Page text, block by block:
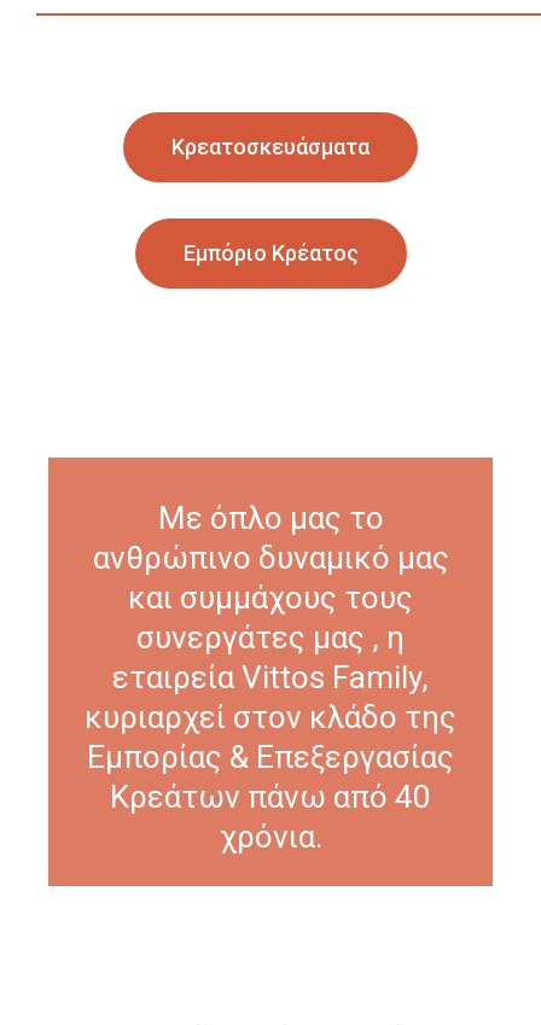
Κρεατοσκευάσματα
Εμπόριο Κρέατος
Με όπλο μας το
ανθρώπινο δυναμικό μας
και συμμάχους τους
συνεργάτες μας , η
εταιρεία Vittos Family,
κυριαρχεί στον κλάδο της
Εμπορίας & Επεξεργασίας
Κρεάτων πάνω από 40
χρόνια.